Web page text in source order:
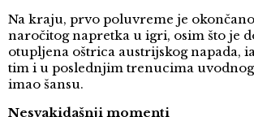
Na kraju, prvo poluvreme je
naročitog napretka u igri, osim što je
otupljena oštrica austrijskog napada,
tim i u poslednjim trenucima uvodnog
imao šansu.
Nesvakidašnji momenti